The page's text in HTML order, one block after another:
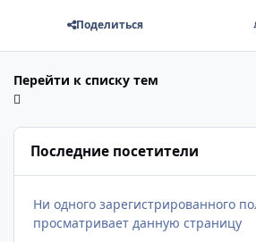
Поделиться
Перейти к списку тем
Последние посетители
Ни одного зарегистрированного
просматривает данную страницу